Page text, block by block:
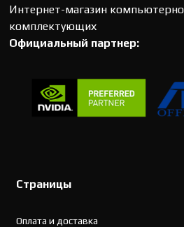
Интернет-магазин
комплектующих
Официальный партнер:
Страницы
Оплата и доставка